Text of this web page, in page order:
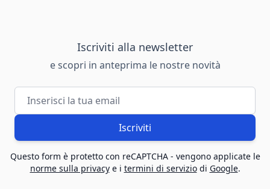
Iscriviti alla newsletter
e scopri in anteprima le nostre novità
Indirizzo email
Iscriviti
Questo form è protetto con reCAPTCHA - vengono applicate le
norme sulla privacye i termini di serviziodi Google.